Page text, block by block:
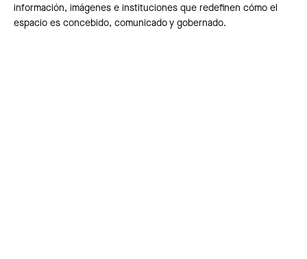
información, imágenes e instituciones que redefinen cómo el
espacio es concebido, comunicado y gobernado.